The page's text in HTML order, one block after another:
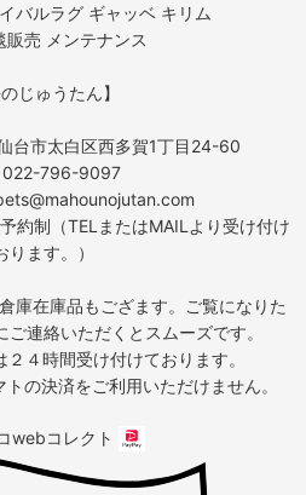
バルラグ ギャッベ キリム
販売 メンテナンス
のじゅうたん】
市太白区西多賀1丁目24-60
022-796-9097
約制（TELまたはMAILより受け付け
ります。）
庫在庫品もござます。ご覧になりた
連絡いただくとスムーズです。
４時間受け付けております。
の決済をご利用いただけません。